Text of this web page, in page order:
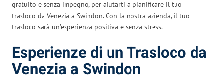
gratuito e senza impegno, per aiutarti a pianificare il tuo
trasloco da Venezia a Swindon. Con la nostra azienda, il tuo
trasloco sarà un’esperienza positiva e senza stress.
Esperienze di un Trasloco da
Venezia a Swindon